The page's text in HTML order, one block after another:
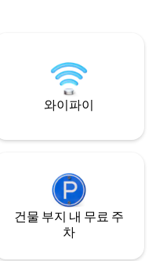
와이파이
건물 부지 내 무료 주
차